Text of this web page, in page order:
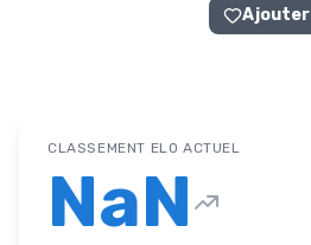
Ajouter
CLASSEMENT ELO ACTUEL
NaN